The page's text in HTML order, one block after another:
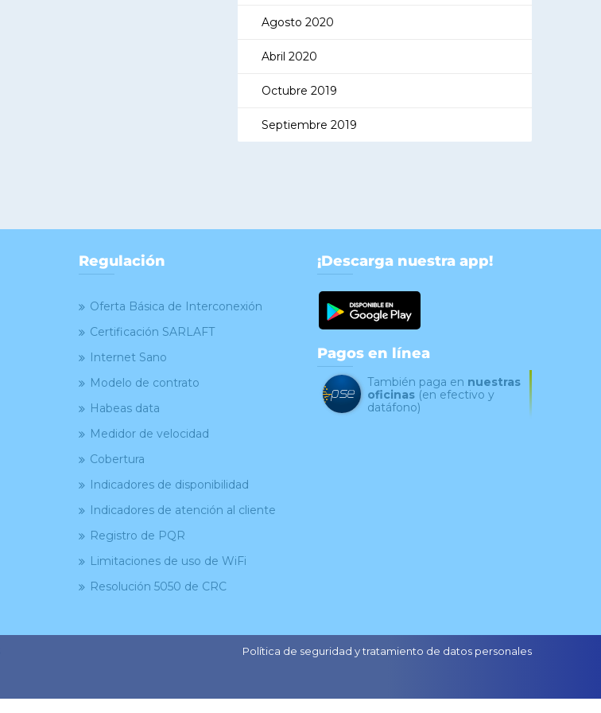
Agosto 2020
Abril 2020
Octubre 2019
Septiembre 2019
Regulación
Oferta Básica de Interconexión
Certificación SARLAFT
Internet Sano
Modelo de contrato
Habeas data
Medidor de velocidad
Cobertura
Indicadores de disponibilidad
Indicadores de atención al cliente
Registro de PQR
Limitaciones de uso de WiFi
Resolución 5050 de CRC
¡Descarga nuestra app!
Pagos en línea
También paga en nuestras
oficinas (en efectivo y
datáfono)
Política de seguridad y tratamiento de datos personales